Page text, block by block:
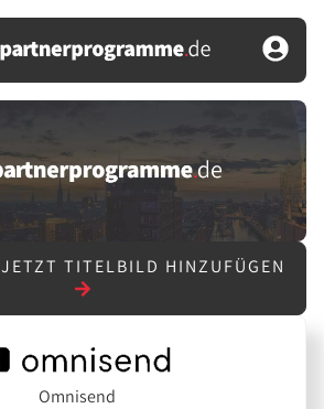
JETZT TITELBILD HINZUFÜGEN
Omnisend